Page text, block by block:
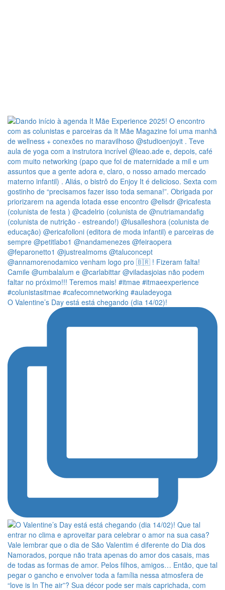
O Valentine’s Day está está chegando (dia 14/02)!